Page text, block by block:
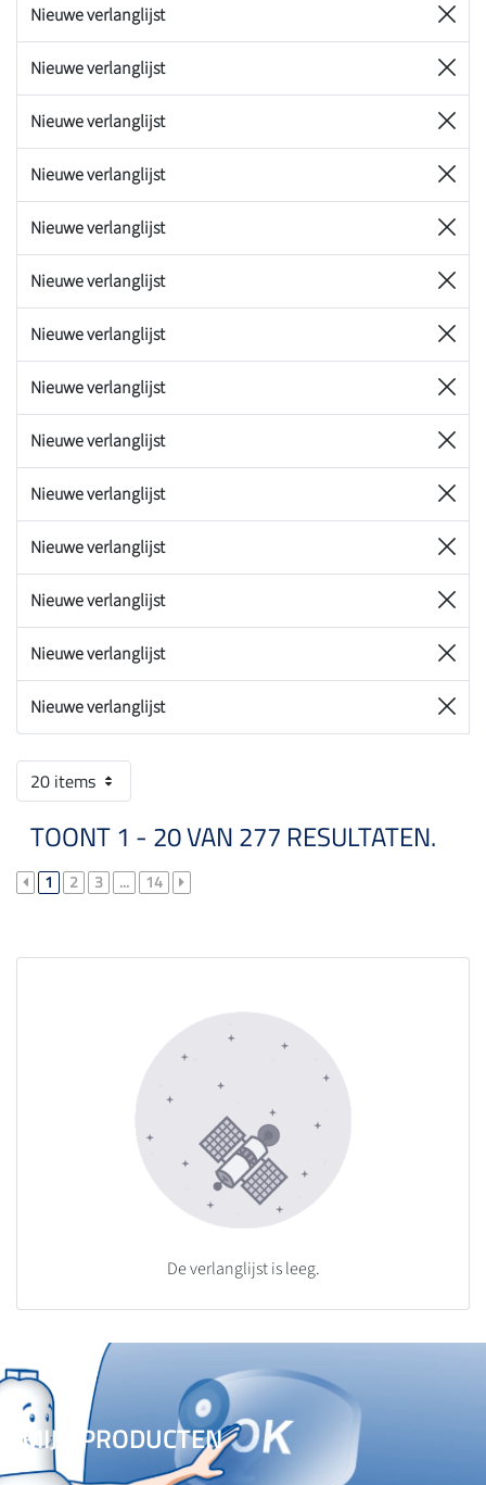
Nieuwe verlanglijst
Nieuwe verlanglijst
Nieuwe verlanglijst
Nieuwe verlanglijst
Nieuwe verlanglijst
Nieuwe verlanglijst
Nieuwe verlanglijst
Nieuwe verlanglijst
Nieuwe verlanglijst
Nieuwe verlanglijst
Nieuwe verlanglijst
Nieuwe verlanglijst
Nieuwe verlanglijst
Nieuwe verlanglijst
20 items
TOONT 1 - 20 VAN 277 RESULTATEN.
1 2 3 ... 14
De verlanglijst is leeg.
MIJN PRODUCTEN